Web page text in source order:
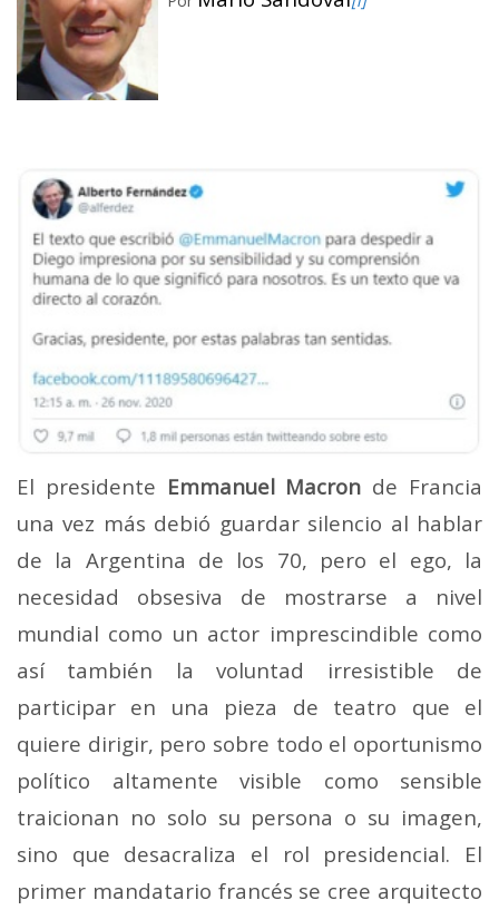
El presidente Emmanuel Macron de Francia
una vez más debió guardar silencio al hablar
de la Argentina de los 70, pero el ego, la
necesidad obsesiva de mostrarse a nivel
mundial como un actor imprescindible como
así también la voluntad irresistible de
participar en una pieza de teatro que el
quiere dirigir, pero sobre todo el oportunismo
político altamente visible como sensible
traicionan no solo su persona o su imagen,
sino que desacraliza el rol presidencial. El
primer mandatario francés se cree arquitecto